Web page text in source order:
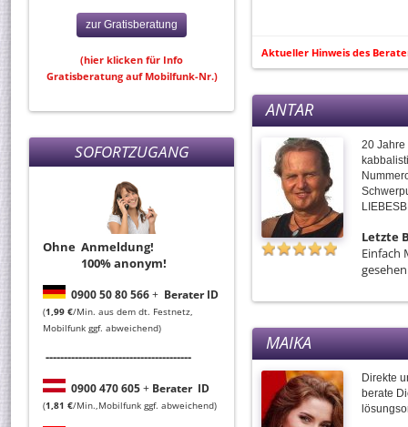
zur Gratisberatung
(hier klicken für Info
Gratisberatung auf Mobilfunk-Nr.)
SOFORTZUGANG
Ohne Anmeldung!
100% anonym!
0900 50 80 566+ Berater ID
(1,99 €/Min. aus dem dt. Festnetz,
Mobilfunk ggf. abweichend)
----------------------------------------
0900 470 605+ Berater ID
(1,81 €/Min.,Mobilfunk ggf. abweichend)
Aktueller Hinweis des
ANTAR
20 Jahre
Letzte
Einfach
MAIKA
Direkte
berate